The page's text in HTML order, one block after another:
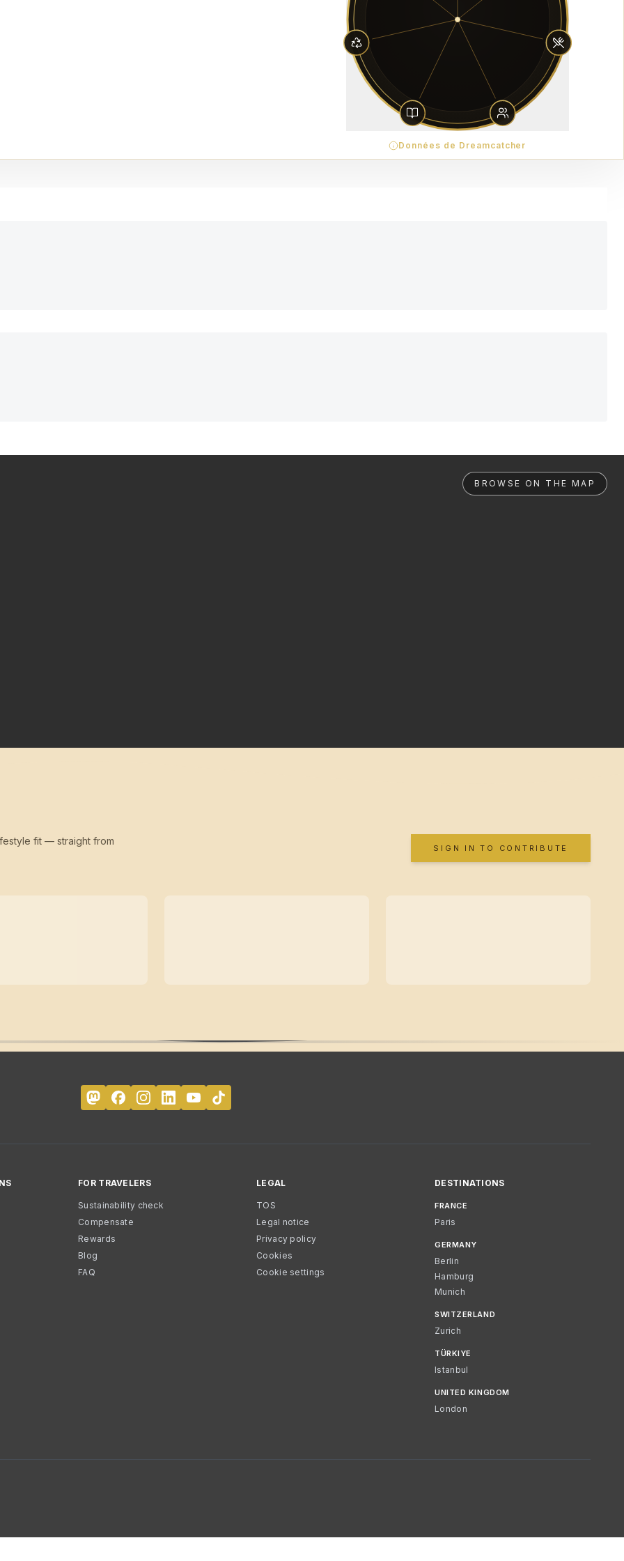
Données de Dreamcatcher
BROWSE ON THE MAP
fit — straight from
SIGN IN TO CONTRIBUTE
FOR TRAVELERS
Sustainability check
Compensate
Rewards
Blog
FAQ
LEGAL
TOS
Legal notice
Privacy policy
Cookies
Cookie settings
DESTINATIONS
FRANCE
Paris
GERMANY
Berlin
Hamburg
Munich
SWITZERLAND
Zurich
TÜRKIYE
Istanbul
UNITED KINGDOM
London